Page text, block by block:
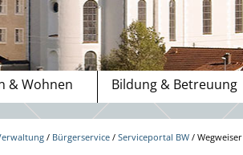
& Wohnen Bildung & Betreuung
/ Bürgerservice /Serviceportal BW /Wegweiser